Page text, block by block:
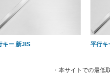
キー 新JIS 平行キ
・本サイトでの最低